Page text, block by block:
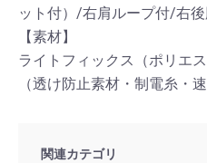
ット付）/右肩ループ付/右
【素材】
ライトフィックス（ポリエス
（透け防止素材・制電糸・
関連カテゴリ